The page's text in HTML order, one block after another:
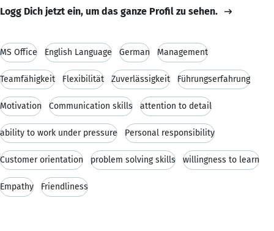
Logg Dich jetzt ein, um das ganze Profil zu sehen.
MS Office English Language German Management
Teamfähigkeit Flexibilität Zuverlässigkeit Führungserfahrung
Motivation Communication skills attention to detail
ability to work under pressure Personal responsibility
Customer orientation problem solving skills willingness to learn
Empathy Friendliness